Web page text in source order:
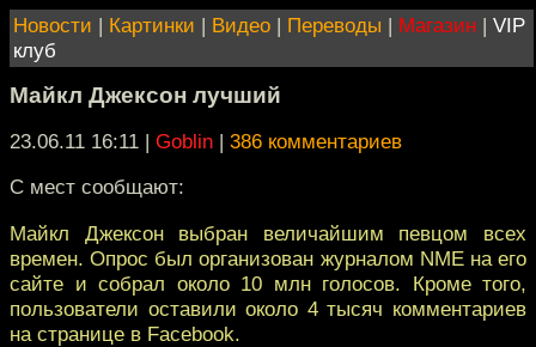
Новости | Картинки | Видео | Переводы | Магазин | VIP
клуб
Майкл Джексон лучший
23.06.11 16:11 | Goblin | 386 комментариев
C мест сообщают:
Майкл Джексон выбран величайшим певцом всех
времен. Опрос был организован журналом NME на его
сайте и собрал около 10 млн голосов. Кроме того,
пользователи оставили около 4 тысяч комментариев
на странице в Facebook.